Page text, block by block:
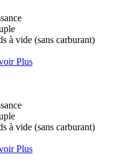
à vide (sans carburant)
Plus
à vide (sans carburant)
Plus